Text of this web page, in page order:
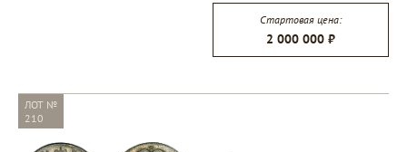
Стартовая цена:
2 000 000 ₽
ЛОТ №
210